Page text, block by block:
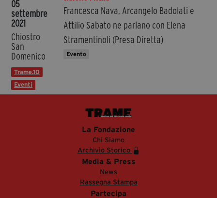
05
settembre
2021
Chiostro
San
Domenico
Trame.10
Eventi
Francesca Nava, Arcangelo Badolati e
Attilio Sabato ne parlano con Elena
Stramentinoli (Presa Diretta)
Evento
La Fondazione
Chi Siamo
Archivio Storico
Media & Press
News
Rassegna Stampa
Partecipa